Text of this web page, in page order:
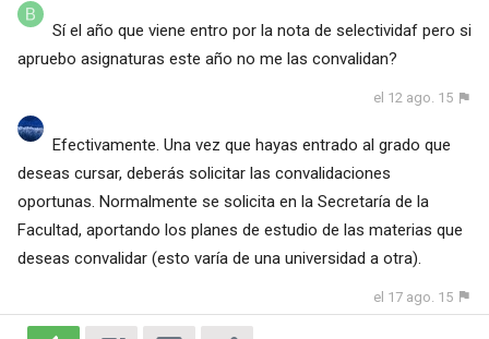
Sí el año que viene entro por la nota de selectividaf pero si
apruebo asignaturas este año no me las convalidan?
el 12 ago. 15
Efectivamente. Una vez que hayas entrado al grado que
deseas cursar, deberás solicitar las convalidaciones
oportunas. Normalmente se solicita en la Secretaría de la
Facultad, aportando los planes de estudio de las materias que
deseas convalidar (esto varía de una universidad a otra).
el 17 ago. 15